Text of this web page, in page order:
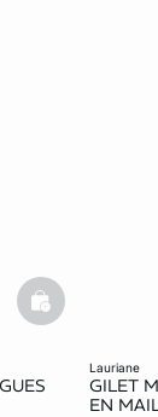
basketfull
lauriane
GILET
EN